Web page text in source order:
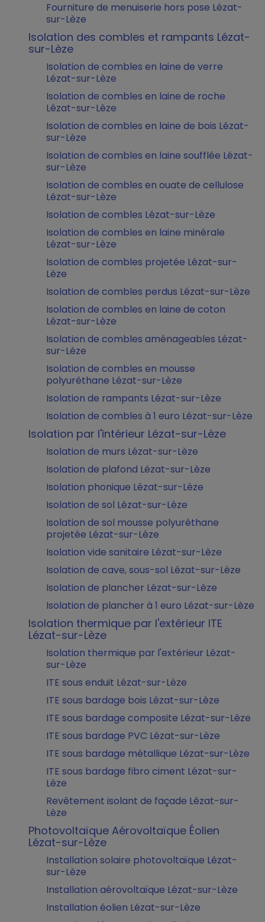
Fourniture de menuiserie hors pose Lézat-
sur-Lèze
Isolation des combles et rampants Lézat-
sur-Lèze
Isolation de combles en laine de verre
Lézat-sur-Lèze
Isolation de combles en laine de roche
Lézat-sur-Lèze
Isolation de combles en laine de bois Lézat-
sur-Lèze
Isolation de combles en laine soufflée Lézat-
sur-Lèze
Isolation de combles en ouate de cellulose
Lézat-sur-Lèze
Isolation de combles Lézat-sur-Lèze
Isolation de combles en laine minérale
Lézat-sur-Lèze
Isolation de combles projetée Lézat-sur-
Lèze
Isolation de combles perdus Lézat-sur-Lèze
Isolation de combles en laine de coton
Lézat-sur-Lèze
Isolation de combles aménageables Lézat-
sur-Lèze
Isolation de combles en mousse
polyuréthane Lézat-sur-Lèze
Isolation de rampants Lézat-sur-Lèze
Isolation de combles à 1 euro Lézat-sur-Lèze
Isolation par l'intérieur Lézat-sur-Lèze
Isolation de murs Lézat-sur-Lèze
Isolation de plafond Lézat-sur-Lèze
Isolation phonique Lézat-sur-Lèze
Isolation de sol Lézat-sur-Lèze
Isolation de sol mousse polyuréthane
projetée Lézat-sur-Lèze
Isolation vide sanitaire Lézat-sur-Lèze
Isolation de cave, sous-sol Lézat-sur-Lèze
Isolation de plancher Lézat-sur-Lèze
Isolation de plancher à 1 euro Lézat-sur-Lèze
Isolation thermique par l'extérieur ITE
Lézat-sur-Lèze
Isolation thermique par l'extérieur Lézat-
sur-Lèze
ITE sous enduit Lézat-sur-Lèze
ITE sous bardage bois Lézat-sur-Lèze
ITE sous bardage composite Lézat-sur-Lèze
ITE sous bardage PVC Lézat-sur-Lèze
ITE sous bardage métallique Lézat-sur-Lèze
ITE sous bardage fibro ciment Lézat-sur-
Lèze
Revêtement isolant de façade Lézat-sur-
Lèze
Photovoltaïque Aérovoltaïque Éolien
Lézat-sur-Lèze
Installation solaire photovoltaïque Lézat-
sur-Lèze
Installation aérovoltaïque Lézat-sur-Lèze
Installation éolien Lézat-sur-Lèze